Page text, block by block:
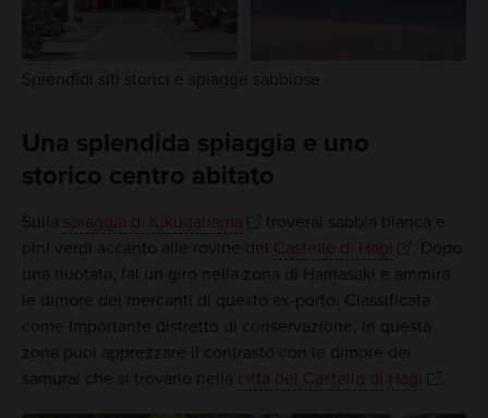
Splendidi siti storici e spiagge sabbiose
Una splendida spiaggia e uno
storico centro abitato
Sulla spiaggia di Kikugahama
troverai sabbia bianca e
pini verdi accanto alle rovine del Castello di Hagi
. Dopo
una nuotata, fai un giro nella zona di Hamasaki e ammira
le dimore dei mercanti di questo ex-porto. Classificata
come Importante distretto di conservazione, in questa
zona puoi apprezzare il contrasto con le dimore dei
samurai che si trovano nella città del Castello di Hagi